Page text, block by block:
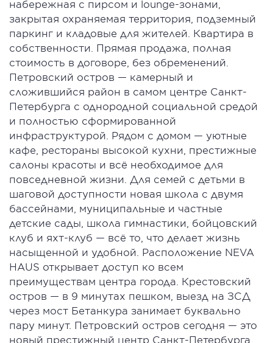
набережная с пирсом и lounge-зонами,
закрытая охраняемая территория, подземный
паркинг и кладовые для жителей. Квартира в
собственности. Прямая продажа, полная
стоимость в договоре, без обременений.
Петровский остров — камерный и
сложившийся район в самом центре Санкт-
Петербурга с однородной социальной средой
и полностью сформированной
инфраструктурой. Рядом с домом — уютные
кафе, рестораны высокой кухни, престижные
салоны красоты и всё необходимое для
повседневной жизни. Для семей с детьми в
шаговой доступности новая школа с двумя
бассейнами, муниципальные и частные
детские сады, школа гимнастики, бойцовский
клуб и яхт-клуб — всё то, что делает жизнь
насыщенной и удобной. Расположение NEVA
HAUS открывает доступ ко всем
преимуществам центра города. Крестовский
остров — в 9 минутах пешком, выезд на ЗСД
через мост Бетанкура занимает буквально
пару минут. Петровский остров сегодня — это
новый престижный центр Санкт-Петербурга,